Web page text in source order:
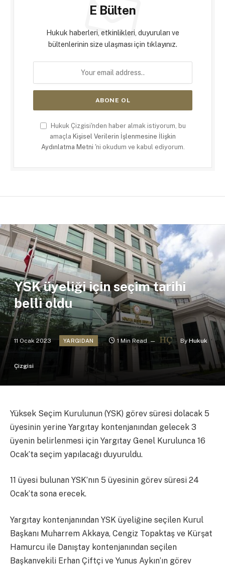
E Bülten
Hukuk haberleri, etkinlikleri, duyuruları ve
bültenlerinin size ulaşması için tıklayınız.
Hukuk Çizgisi'nden haber almak istiyorum, bu
amaçla Kişisel Verilerin İşlenmesine İlişkin
Aydınlatma Metni 'ni okudum ve kabul ediyorum.
YSK üyeliği için seçim tarihi
belli oldu
11 Ocak 2023 YARGIDAN 1 Min Read By Hukuk
Çizgisi
Yüksek Seçim Kurulunun (YSK) görev süresi dolacak 5
üyesinin yerine Yargıtay kontenjanından gelecek 3
üyenin belirlenmesi için Yargıtay Genel Kurulunca 16
Ocak’ta seçim yapılacağı duyuruldu.
11 üyesi bulunan YSK’nın 5 üyesinin görev süresi 24
Ocak’ta sona erecek.
Yargıtay kontenjanından YSK üyeliğine seçilen Kurul
Başkanı Muharrem Akkaya, Cengiz Topaktaş ve Kürşat
Hamurcu ile Danıştay kontenjanından seçilen
Başkanvekili Erhan Çiftçi ve Yunus Aykın’ın görev